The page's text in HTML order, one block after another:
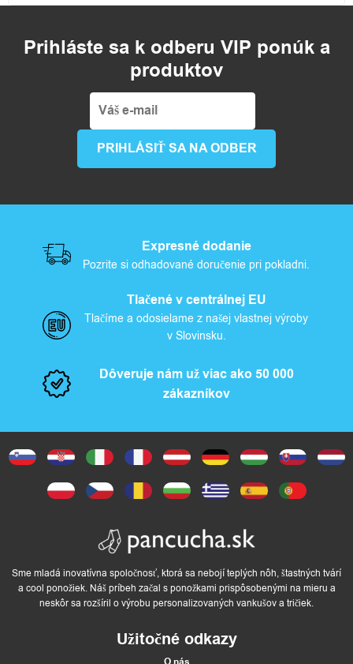
Prihláste sa k odberu VIP ponúk a
produktov
Expresné dodanie
Pozrite si odhadované doručenie pri pokladni.
Tlačené v centrálnej EU
Tlačíme a odosielame z našej vlastnej výroby
v Slovinsku.
Dôveruje nám už viac ako 50 000
zákazníkov
Sme mladá inovatívna spoločnosť, ktorá sa nebojí teplých nôh, štastných tvárí
a cool ponožiek. Náš príbeh začal s ponožkami prispôsobenými na mieru a
neskôr sa rozšíril o výrobu personalizovaných vankušov a tričiek.
Užitočné odkazy